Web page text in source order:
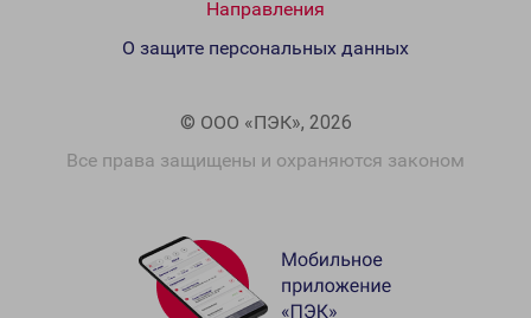
Направления
© ООО «ПЭК», 2026
Все права защищены и охраняются законом
О защите персональных данных